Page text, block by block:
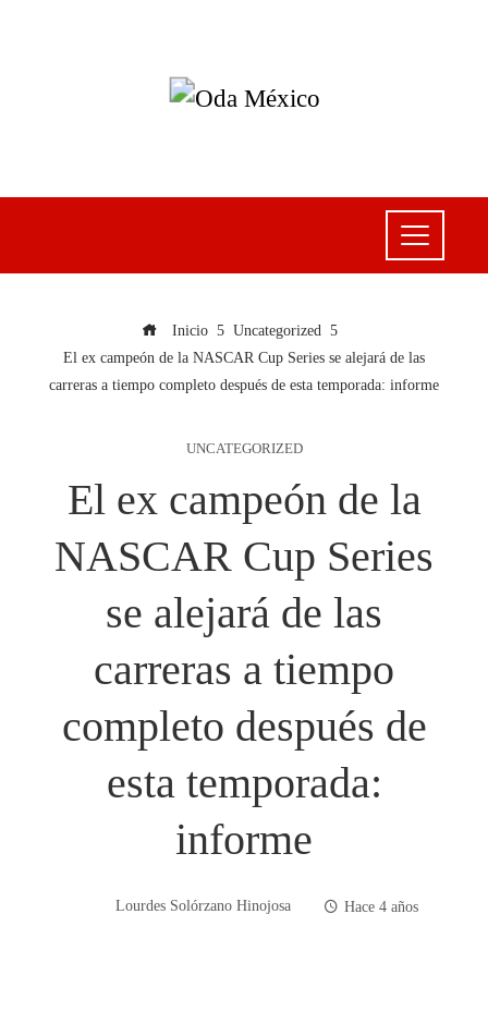
Inicio
Uncategorized
El ex campeón de la NASCAR Cup Series se alejará de las
carreras a tiempo completo después de esta temporada: informe
UNCATEGORIZED
El ex campeón de la
NASCAR Cup Series
se alejará de las
carreras a tiempo
completo después de
esta temporada:
informe
Lourdes Solórzano Hinojosa Hace 4 años